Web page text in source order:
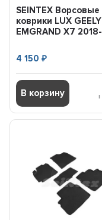
SEINTEX Ворсовые
коврики LUX GEELY
EMGRAND X7 2018-
4 150₽
В корзину